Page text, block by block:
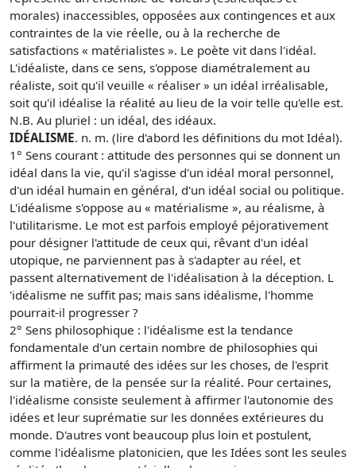
morales) inaccessibles, opposées aux contingences et aux
contraintes de la vie réelle, ou à la recherche de
satisfactions « matérialistes ». Le poète vit dans l'idéal.
L'idéaliste, dans ce sens, s'oppose diamétralement au
réaliste, soit qu'il veuille « réaliser » un idéal irréalisable,
soit qu'il idéalise la réalité au lieu de la voir telle qu'elle est.
N.B. Au pluriel : un idéal, des idéaux.
IDÉALISME. n. m. (lire d'abord les définitions du mot Idéal).
1° Sens courant : attitude des personnes qui se donnent un
idéal dans la vie, qu'il s'agisse d'un idéal moral personnel,
d'un idéal humain en général, d'un idéal social ou politique.
L'idéalisme s'oppose au « matérialisme », au réalisme, à
l'utilitarisme. Le mot est parfois employé péjorativement
pour désigner l'attitude de ceux qui, rêvant d'un idéal
utopique, ne parviennent pas à s'adapter au réel, et
passent alternativement de l'idéalisation à la déception. L
'idéalisme ne suffit pas; mais sans idéalisme, l'homme
pourrait-il progresser ?
2° Sens philosophique : l'idéalisme est la tendance
fondamentale d'un certain nombre de philosophies qui
affirment la primauté des idées sur les choses, de l'esprit
sur la matière, de la pensée sur la réalité. Pour certaines,
l'idéalisme consiste seulement à affirmer l'autonomie des
idées et leur suprématie sur les données extérieures du
monde. D'autres vont beaucoup plus loin et postulent,
comme l'idéalisme platonicien, que les Idées sont les seules